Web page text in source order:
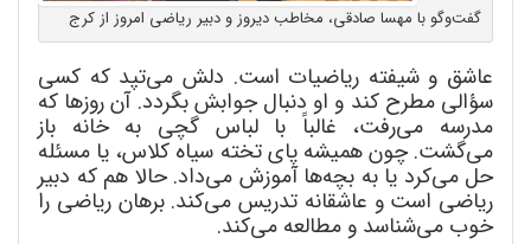
گفت‌وگو با مهسا صادقی، مخاطب دیروز و دبیر ریاضی امروز از کرج
عاشق و شیفته ریاضیات است. دلش میتپد که کسی
سؤالی مطرح کند و او دنبال جوابش بگردد. آن روزها که
مدرسه میرفت، غالباً با لباس گچی به خانه باز
میگشت. چون همیشه پای تخته سیاه کلاس، یا مسئله
حل میکرد یا به بچهها آموزش میداد. حالا هم که دبیر
ریاضی است و عاشقانه تدریس میکند. برهان ریاضی را
خوب میشناسد و مطالعه میکند.